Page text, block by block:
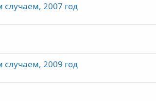
2007 год
2009 год